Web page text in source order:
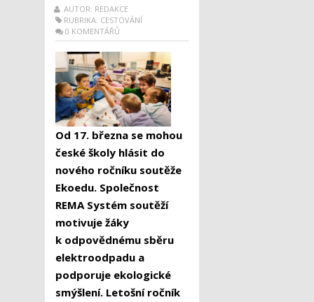
AUTOR: REDAKCE
RUBRIKA: CESTOVÁNÍ
0 KOMENTÁŘŮ
Od 17. března se mohou
české školy hlásit do
nového ročníku soutěže
Ekoedu. Společnost
REMA Systém soutěží
motivuje žáky
k odpovědnému sběru
elektroodpadu a
podporuje ekologické
smýšlení. Letošní ročník